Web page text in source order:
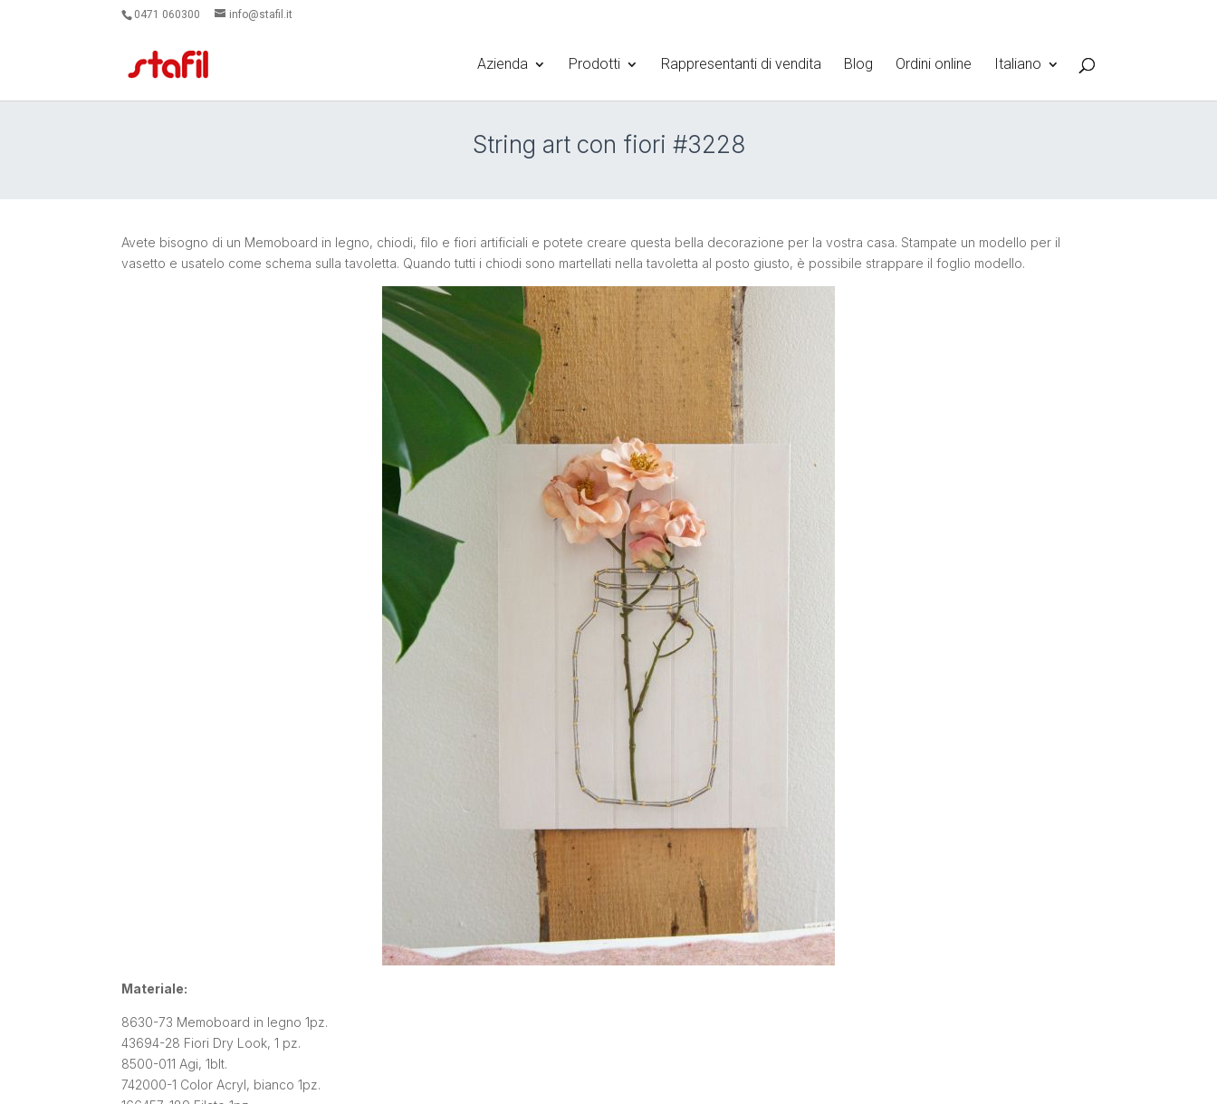
0471 060300 info@stafil.it
Azienda Prodotti Rappresentanti di vendita Blog Ordini online Italiano
String art con fiori #3228
Avete bisogno di un Memoboard in legno, chiodi, filo e fiori artificiali e potete creare questa bella decorazione per la vostra casa. Stampate un modello per il
vasetto e usatelo come schema sulla tavoletta. Quando tutti i chiodi sono martellati nella tavoletta al posto giusto, è possibile strappare il foglio modello.
Materiale:
8630-73 Memoboard in legno 1pz.
43694-28 Fiori Dry Look, 1 pz.
8500-011 Agi, 1blt.
742000-1 Color Acryl, bianco 1pz.